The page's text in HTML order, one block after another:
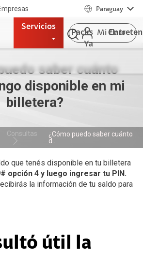
Paraguay
Servicios
Packs
Ya
Mi Claro
saber cuánto
disponible en mi
billetera?
Consultas
¿Cómo puedo saber cuánto
d...
que tenés disponible en tu billetera
opción 4 y luego ingresar tu PIN.
la información de tu saldo para
útil la